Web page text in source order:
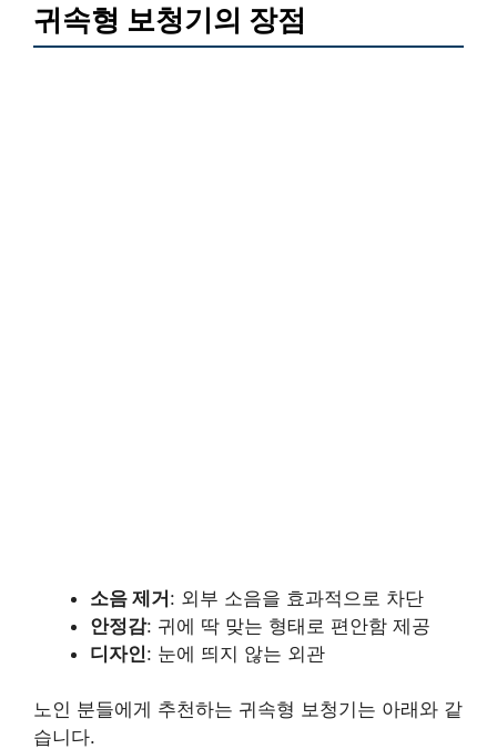
귀속형 보청기의 장점
소음 제거: 외부 소음을 효과적으로 차단
안정감: 귀에 딱 맞는 형태로 편안함 제공
디자인: 눈에 띄지 않는 외관
노인 분들에게 추천하는 귀속형 보청기는 아래와 같
습니다.